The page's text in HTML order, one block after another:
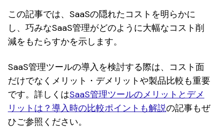
この記事では、SaaSの隠れたコストを明らかに
し、巧みなSaaS管理がどのように大幅なコスト削
減をもたらすかを示します。
SaaS管理ツールの導入を検討する際は、コスト面
だけでなくメリット・デメリットや製品比較も重要
です。詳しくはSaaS管理ツールのメリットとデメ
リットは？導入時の比較ポイントも解説の記事もぜ
ひご参照ください。